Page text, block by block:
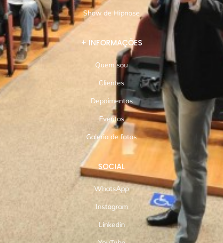
Show de Hipnose
+ INFORMAÇÕES
Quem sou
Clientes
Depoimentos
Eventos
Galeria de fotos
SOCIAL
WhatsApp
Instagram
Linkedin